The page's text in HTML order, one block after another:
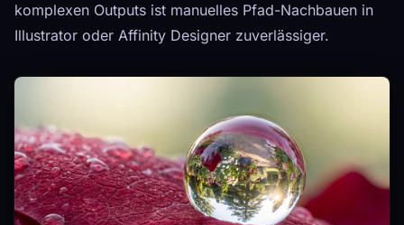
komplexen Outputs ist manuelles Pfad-Nachbauen in
Illustrator oder Affinity Designer zuverlässiger.